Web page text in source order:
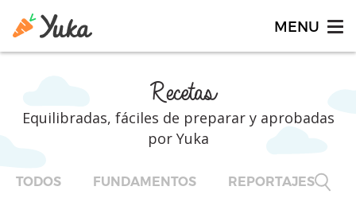
Recetas
Equilibradas, fáciles de preparar y aprobadas
por Yuka
TODOS FUNDAMENTOS REPORTAJES